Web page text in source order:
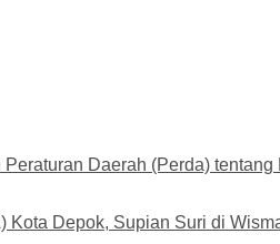
Daerah (Perda)
Depok, Supian Suri di